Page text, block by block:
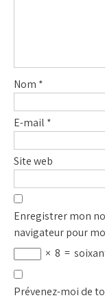
Nom *
E-mail *
Site web
Enregistrer mon
navigateur pour
× 8 =
Prévenez-moi de